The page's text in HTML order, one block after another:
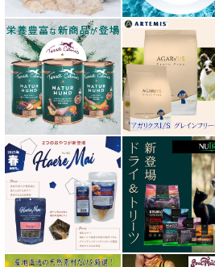
オージー ラム プラス Aussie Lamb Plus
カントリーロード Country Roads
キアオラ kiaora
キャノフィラ
グリーンフィッシュ GreenFish
ケリーアンドコー Kelly＆Co’s
サンデーペッツ Sunday Pets